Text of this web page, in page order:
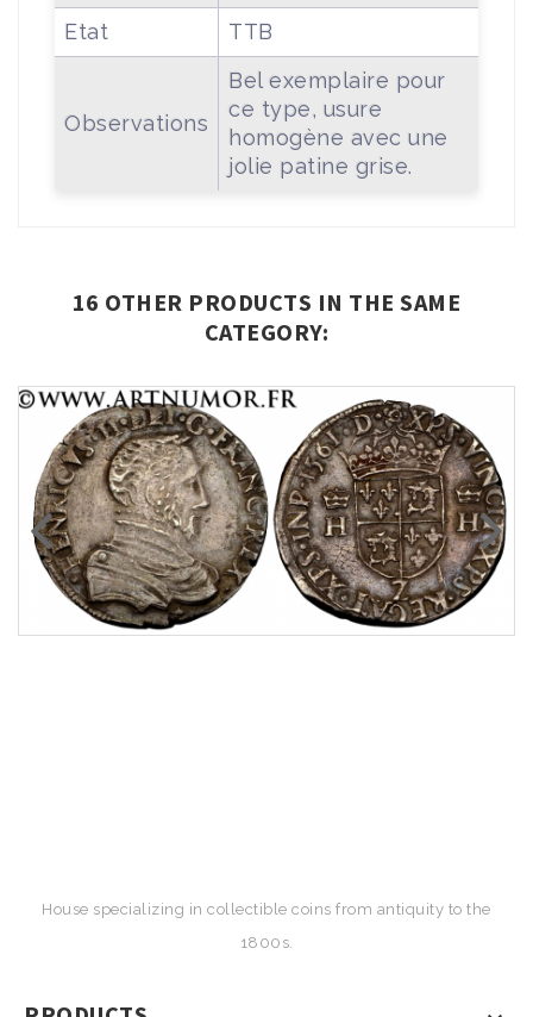
Etat
TTB
Observations
Bel exemplaire pour
ce type, usure
homogène avec une
jolie patine grise.
16 OTHER PRODUCTS IN THE SAME
CATEGORY:
House specializing in collectible coins from antiquity to the
1800s.